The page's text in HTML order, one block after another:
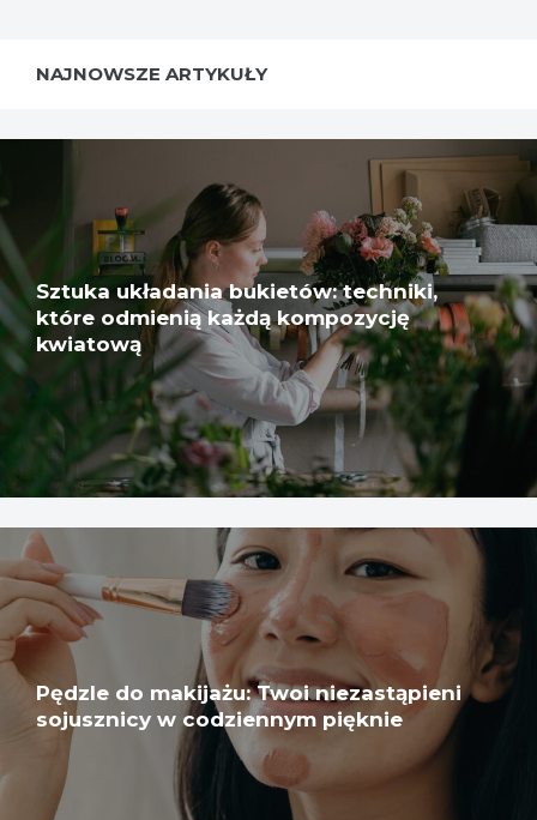
NAJNOWSZE ARTYKUŁY
Sztuka układania bukietów: techniki,
które odmienią każdą kompozycję
kwiatową
Pędzle do makijażu: Twoi niezastąpieni
sojusznicy w codziennym pięknie